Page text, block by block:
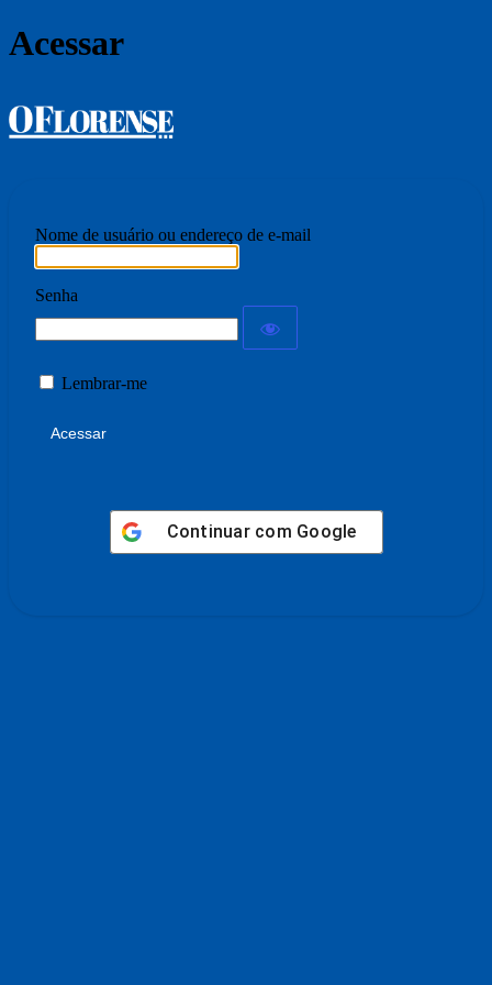
Acessar
Nome de usuário ou endereço de e-mail
Senha
Lembrar-me
Continuar com Google